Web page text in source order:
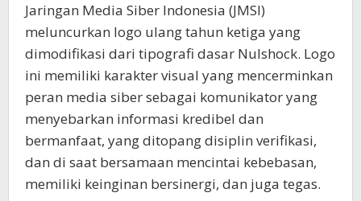
Jaringan Media Siber Indonesia (JMSI)
meluncurkan logo ulang tahun ketiga yang
dimodifikasi dari tipografi dasar Nulshock. Logo
ini memiliki karakter visual yang mencerminkan
peran media siber sebagai komunikator yang
menyebarkan informasi kredibel dan
bermanfaat, yang ditopang disiplin verifikasi,
dan di saat bersamaan mencintai kebebasan,
memiliki keinginan bersinergi, dan juga tegas.